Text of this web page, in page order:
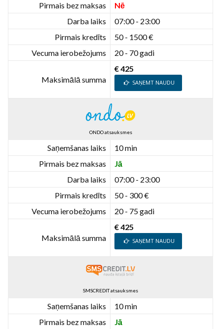
Pirmais bez maksas
Nē
Darba laiks
07:00 - 23:00
Pirmais kredīts
50 - 1500 €
Vecuma ierobežojums
20 - 70 gadi
Maksimālā summa
€ 425
SAŅEMT NAUDU
ONDO atsauksmes
Saņemšanas laiks
10 min
Pirmais bez maksas
Jā
Darba laiks
07:00 - 23:00
Pirmais kredīts
50 - 300 €
Vecuma ierobežojums
20 - 75 gadi
Maksimālā summa
€ 425
SAŅEMT NAUDU
SMSCREDIT atsauksmes
Saņemšanas laiks
10 min
Pirmais bez maksas
Jā